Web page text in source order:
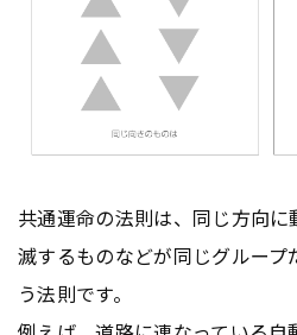
共通運命の法則は、同じ方向
滅するものなどが同じグルー
う法則です。